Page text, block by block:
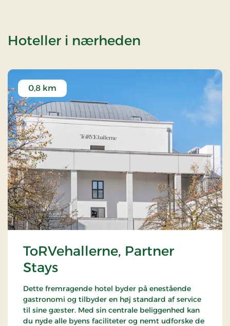
Hoteller i nærheden
ToRVehallerne, Partner
Stays
0,8 km
Dette fremragende hotel byder på enestående
gastronomi og tilbyder en høj standard af service
til sine gæster. Med sin centrale beliggenhed kan
du nyde alle byens faciliteter og nemt udforske de